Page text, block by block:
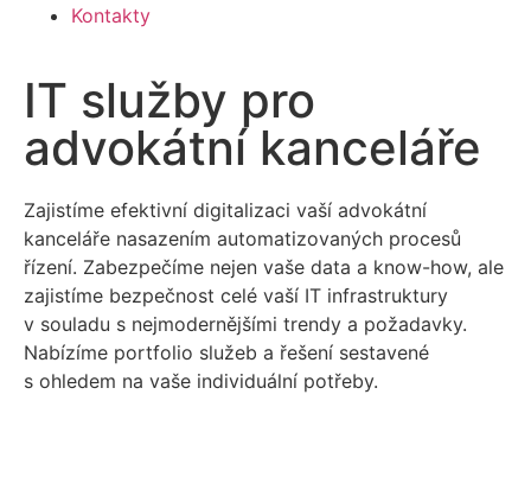
Kontakty
IT služby pro
advokátní kanceláře
Zajistíme efektivní digitalizaci vaší advokátní
kanceláře nasazením automatizovaných procesů
řízení. Zabezpečíme nejen vaše data a know-how, ale
zajistíme bezpečnost celé vaší IT infrastruktury
v souladu s nejmodernějšími trendy a požadavky.
Nabízíme portfolio služeb a řešení sestavené
s ohledem na vaše individuální potřeby.